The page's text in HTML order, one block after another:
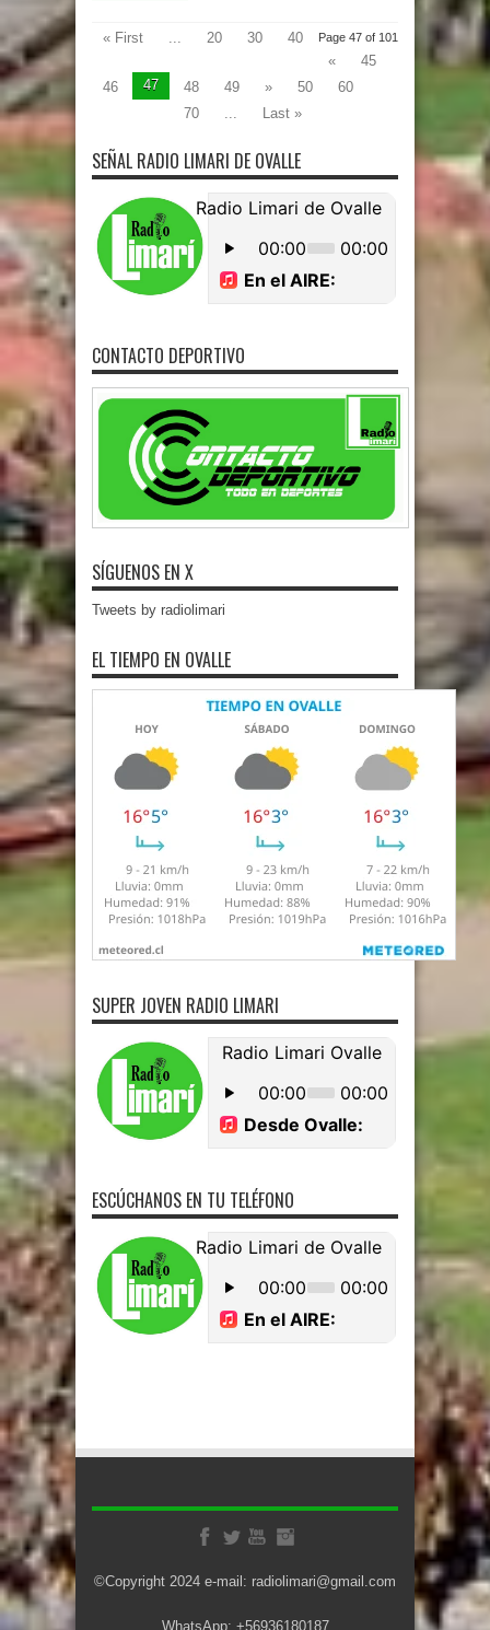
Page 47 of 101
« First ... 20 30
40
«
45
46
47 48 49 » 50
60
70
... Last »
SEÑAL RADIO LIMARI DE OVALLE
CONTACTO DEPORTIVO
SÍGUENOS EN X
Tweets by radiolimari
EL TIEMPO EN OVALLE
SUPER JOVEN RADIO LIMARI
ESCÚCHANOS EN TU TELÉFONO
©Copyright 2024 e-mail: radiolimari@gmail.com
WhatsApp: +56936180187